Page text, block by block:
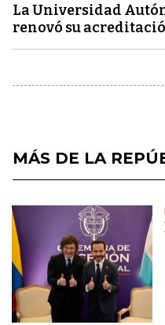
La Universidad
renovó su
MÁS DE LA